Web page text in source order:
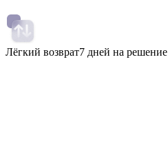
Лёгкий возврат7 дней на решение